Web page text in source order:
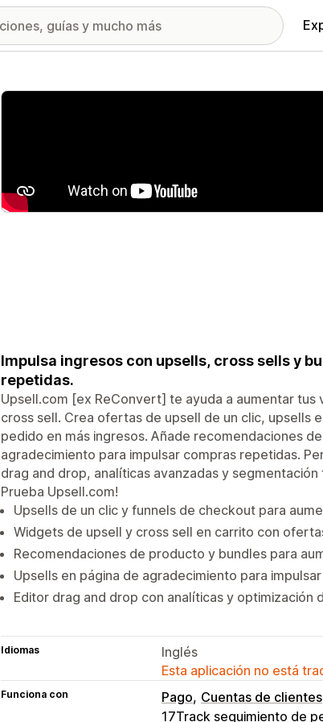
Galería de imágenes destacadas
Impulsa ingresos con upsells, cross sells y
repetidas.
Upsell.com [ex ReConvert] te ayuda a aumentar
cross sell. Crea ofertas de upsell de un clic, upsells
pedido en más ingresos. Añade recomendaciones
agradecimiento para impulsar compras repetidas.
drag and drop, analíticas avanzadas y
Prueba Upsell.com!
Upsells de un clic y funnels de checkout para
Widgets de upsell y cross sell en carrito con
Recomendaciones de producto y bundles para
Upsells en página de agradecimiento para
Editor drag and drop con analíticas y optimización
Idiomas
Inglés
Esta aplicación no está
Funciona con Pago Cuentas de clientes
17Track seguimiento de